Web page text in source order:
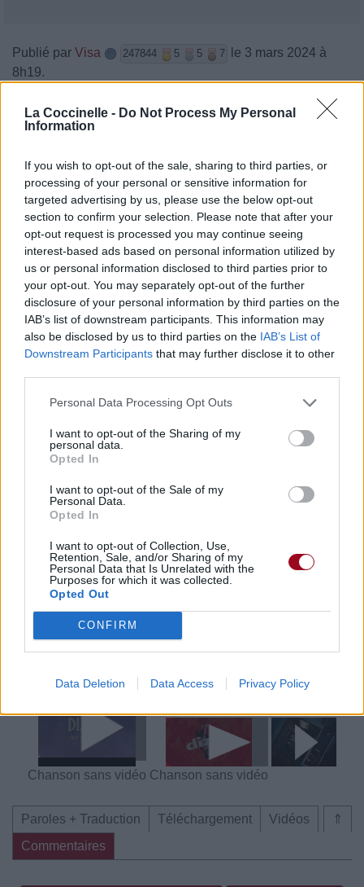
La Coccinelle - Do Not Process My Personal
Information
If you wish to opt-out of the sale, sharing to third parties, or
processing of your personal or sensitive information for
targeted advertising by us, please use the below opt-out
section to confirm your selection. Please note that after your
opt-out request is processed you may continue seeing
interest-based ads based on personal information utilized by
us or personal information disclosed to third parties prior to
your opt-out. You may separately opt-out of the further
disclosure of your personal information by third parties on the
IAB’s list of downstream participants. This information may
also be disclosed by us to third parties on the IAB’s List of
Downstream Participants that may further disclose it to other
Personal Data Processing Opt Outs
I want to opt-out of the Sharing of my
personal data.
Opted In
I want to opt-out of the Sale of my
Personal Data.
Opted In
I want to opt-out of Collection, Use,
Retention, Sale, and/or Sharing of my
Personal Data that Is Unrelated with the
Purposes for which it was collected.
Opted Out
CONFIRM
Data Deletion Data Access Privacy Policy
Publié par Visa 247844 5 5 7
le 3 mars 2024 à
8h19.
Albums : Eurovision Song Contest 2024
Paroles + Traduction Téléchargement
Vidéos
Commentaires
Pour prolonger le plaisir musical :
Vous aimez chanter, apprenez la guitare chez
Télécharger légalement les MP3 sur
Télécharger légalement les MP3 ou trouver le CD sur
Trouver un instrument de musique ou une partition au
meilleur prix sur
Paroles + Traduction
Vidéos
Voir la vidéo de «Dizzy»
Chanson sans vidéo Chanson sans vidéo
Chanson sans vidéo Chanson sans vidéo
⇑
Paroles + Traduction Téléchargement
Vidéos
Commentaires